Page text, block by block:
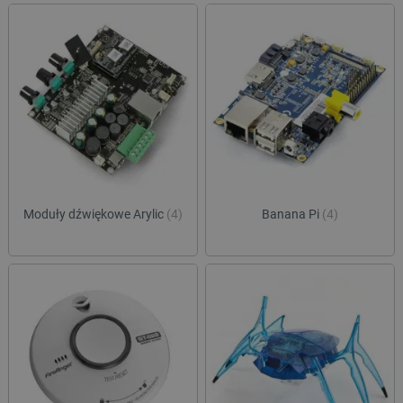
Moduły dźwiękowe Arylic (4) Banana Pi (4)
LaSID
Quality Unit LLC
botland.com.pl